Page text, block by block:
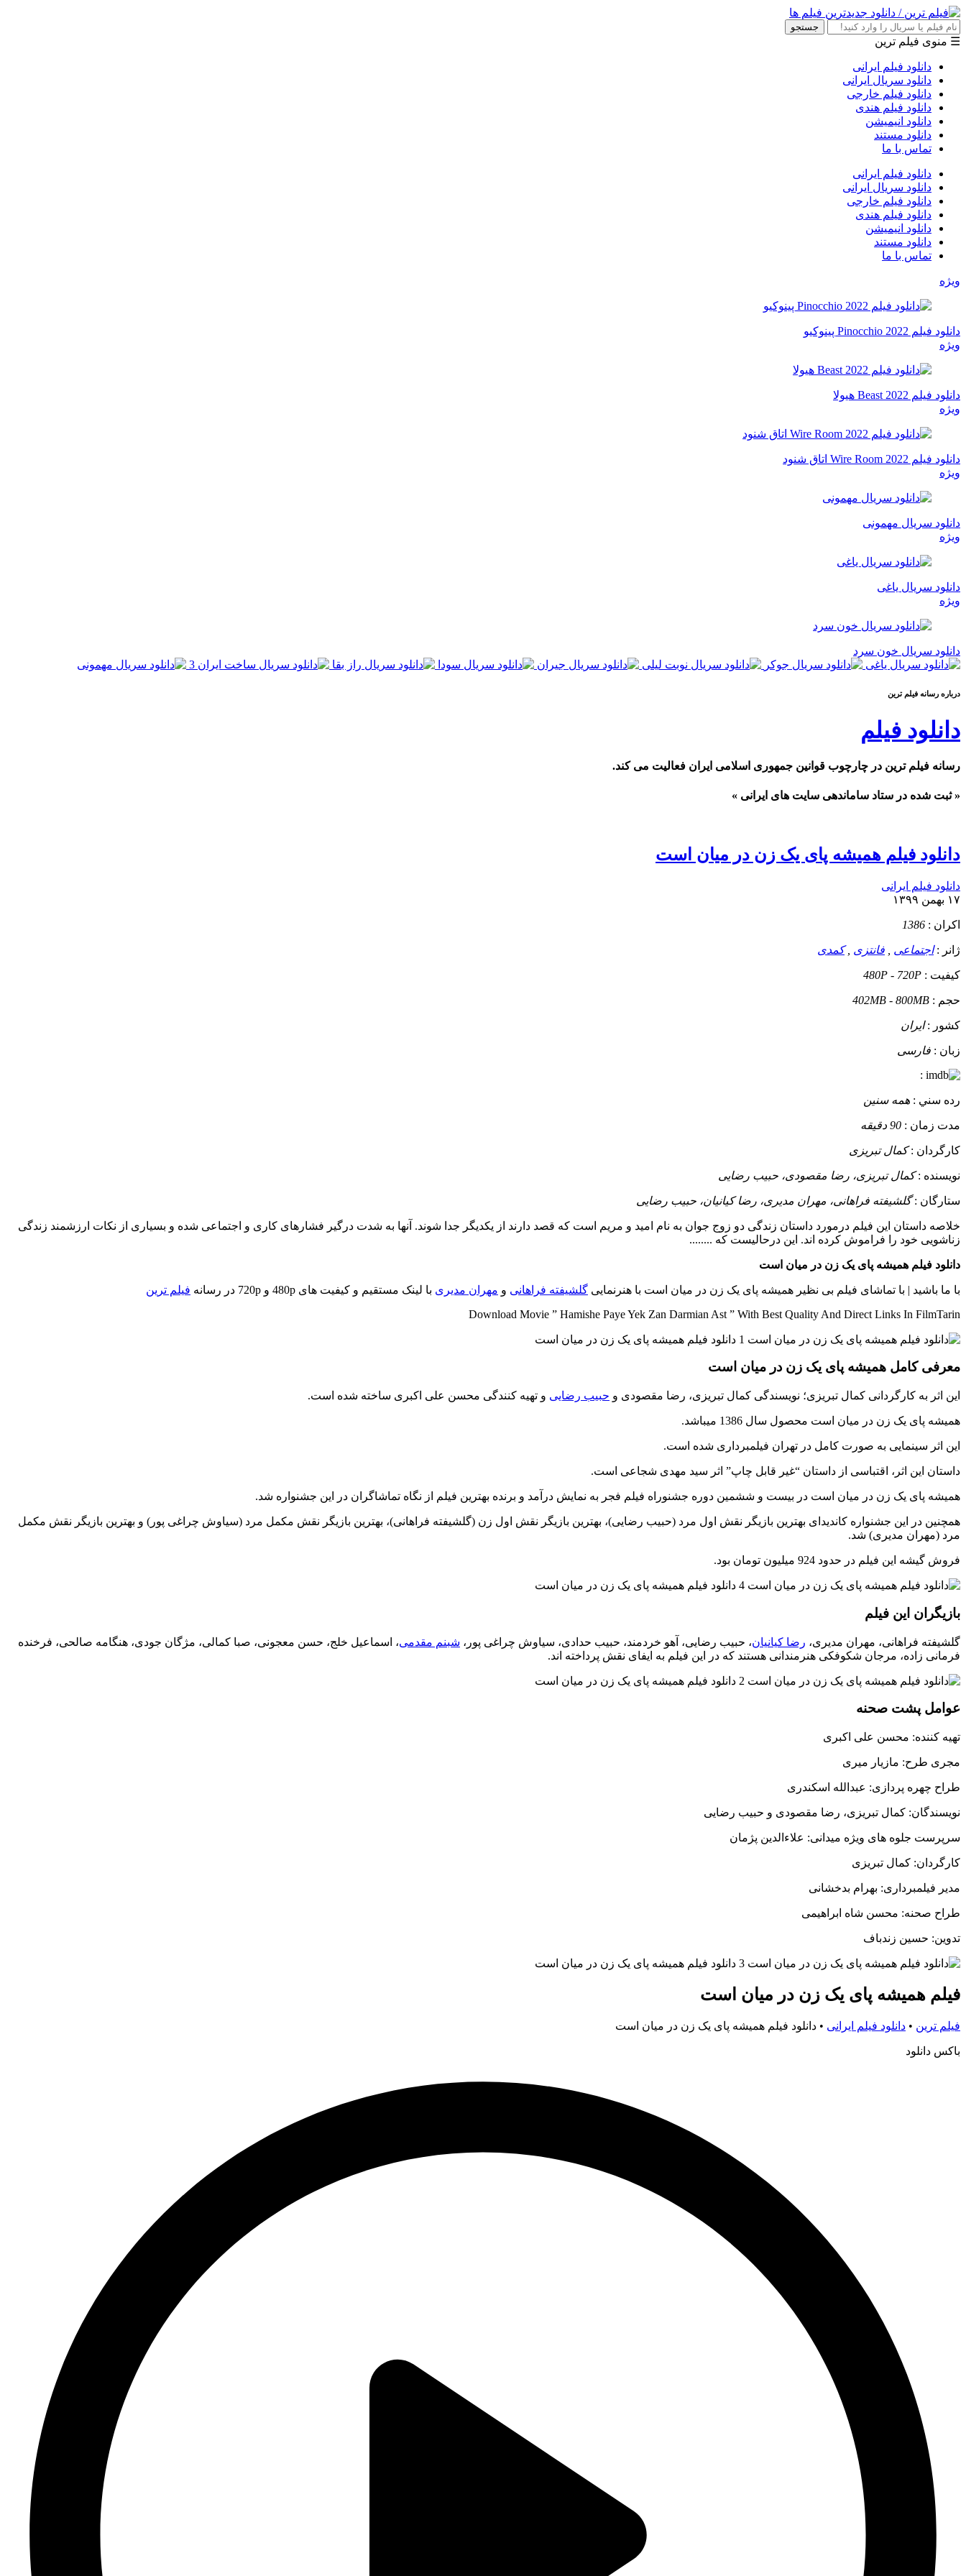
جستجو
☰ منوی فیلم ترین
دانلود فیلم ایرانی
دانلود سریال ایرانی
دانلود فیلم خارجی
دانلود فیلم هندی
دانلود انیمیشن
دانلود مستند
تماس با ما
دانلود فیلم ایرانی
دانلود سریال ایرانی
دانلود فیلم خارجی
دانلود فیلم هندی
دانلود انیمیشن
دانلود مستند
تماس با ما
ویژه
دانلود فیلم Pinocchio 2022 پینوکیو
ویژه
دانلود فیلم Beast 2022 هیولا
ویژه
دانلود فیلم Wire Room 2022 اتاق شنود
ویژه
دانلود سریال مهمونی
ویژه
دانلود سریال یاغی
ویژه
دانلود سریال خون سرد
درباره رسانه فيلم ترين
دانلود فیلم
رسانه فیلم ترین در چارچوب قوانین جمهوری اسلامی ایران فعالیت می کند.
« ثبت شده در ستاد ساماندهی سایت های ایرانی »
دانلود فیلم همیشه پای یک زن در میان است
دانلود فیلم ایرانی
۱۷ بهمن ۱۳۹۹
اکران : 1386
ژانر :اجتماعی فانتزی ,کمدی
کيفيت : 480P - 720P
حجم : 402MB - 800MB
کشور :ایران
زبان : فارسی
:
رده سني : همه سنین
مدت زمان : 90 دقیقه
کارگردان :کمال تبریزی
نويسنده :کمال تبریزی، رضا مقصودی، حبیب رضایی
ستارگان :گلشیفته فراهانی، مهران مدیری، رضا کیانیان، حبیب رضایی
خلاصه داستان این فیلم درمورد داستان زندگی دو زوج جوان به نام امید و مریم است که قصد دارند از یکدیگر جدا شوند. آنها به شدت درگیر فشارهای کاری و اجتماعی شده و بسیاری از نکات ارزشمند زندگی
زناشویی خود را فراموش کرده اند. این درحالیست که ........
دانلود فیلم همیشه پای یک زن در میان است
با ما باشید | با تماشای فیلم بی نظیر همیشه پای یک زن در میان است با هنرنمایی گلشیفته فراهانی و مهران مدیری با لینک مستقیم و کیفیت های 480p و 720p در رسانه
فیلم ترین
Download Movie ” Hamishe Paye Yek Zan Darmian Ast ” With Best Quality And Direct Links In FilmTarin
معرفی کامل همیشه پای یک زن در میان است
این اثر به کارگردانی کمال تبریزی؛ نویسندگی کمال تبریزی، رضا مقصودی و حبیب رضایی و تهیه کنندگی محسن علی اکبری ساخته شده است.
همیشه پای یک زن در میان است محصول سال 1386 میباشد.
این اثر سینمایی به صورت کامل در تهران فیلمبرداری شده است.
داستان این اثر، اقتباسی از داستان “غیر قابل چاپ” اثر سید مهدی شجاعی است.
همیشه پای یک زن در میان است در بیست و ششمین دوره جشنوراه فیلم فجر به نمایش درآمد و برنده بهترین فیلم از نگاه تماشاگران در این جشنواره شد.
همچنین در این جشنواره کاندیدای بهترین بازیگر نقش اول مرد (حبیب رضایی)، بهترین بازیگر نقش اول زن (گلشیفته فراهانی)، بهترین بازیگر نقش مکمل مرد (سیاوش چراغی پور) و بهترین بازیگر نقش مکمل
مرد (مهران مدیری) شد.
فروش گیشه این فیلم در حدود 924 میلیون تومان بود.
بازیگران این فیلم
گلشیفته فراهانی، مهران مدیری، رضا کیانیان، حبیب رضایی، آهو خردمند، حبیب حدادی، سیاوش چراغی پور، شبنم مقدمی، اسماعیل خلج، حسن معجونی، صبا کمالی، مژگان جودی، هنگامه صالحی، فرخنده
فرمانی زاده، مرجان شکوفکی هنرمندانی هستند که در این فیلم به ایفای نقش پرداخته اند.
عوامل پشت صحنه
تهیه کننده: محسن علی اکبری
مجری طرح: مازیار میری
طراح چهره پردازی: عبدالله اسکندری
نویسندگان: کمال تبریزی، رضا مقصودی و حبیب رضایی
سرپرست جلوه های ویژه میدانی: علاءالدین پژمان
کارگردان: کمال تبریزی
مدیر فیلمبرداری: بهرام بدخشانی
طراح صحنه: محسن شاه ابراهیمی
تدوین: حسین زندباف
فیلم همیشه پای یک زن در میان است
فیلم ترین • دانلود فیلم ایرانی • دانلود فیلم همیشه پای یک زن در میان است
باکس دانلود